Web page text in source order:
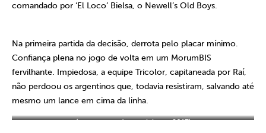
comandado por ‘El Loco’ Bielsa, o Newell’s Old Boys.
Na primeira partida da decisão, derrota pelo placar mínimo.
Confiança plena no jogo de volta em um MorumBIS
fervilhante. Impiedosa, a equipe Tricolor, capitaneada por Raí,
não perdoou os argentinos que, todavia resistiram, salvando até
mesmo um lance em cima da linha.
(arte para redes sociais em 2017)